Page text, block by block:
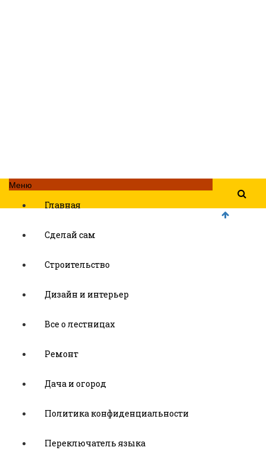
Меню
Главная
Сделай сам
Строительство
Дизайн и интерьер
Все о лестницах
Ремонт
Дача и огород
Политика конфиденциальности
Переключатель языка